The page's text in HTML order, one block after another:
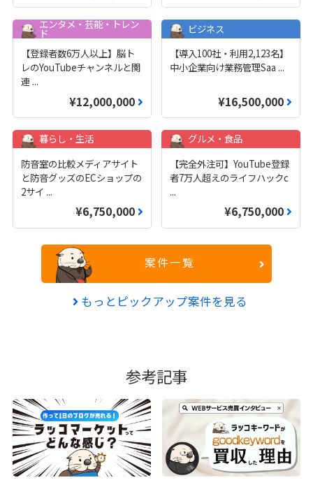
エンタメ・芸能・トレン
ド
【登録者数6万人以上】脳ト
レのYouTubeチャンネルと関
連 ...
¥12,000,000
ビジネス
【導入100社・利用2,123名】
中小企業向け業務管理Saa ...
¥16,500,000
暮らし・生活
防音室の比較メディアサイト
と防音グッズのECショップの
2サイ ...
¥6,750,000
グルメ・食品
【完全外注可】YouTube登録
者7万人超えのライフハックc
...
¥6,750,000
案件一覧
もっとピックアップ案件を見る
参考記事